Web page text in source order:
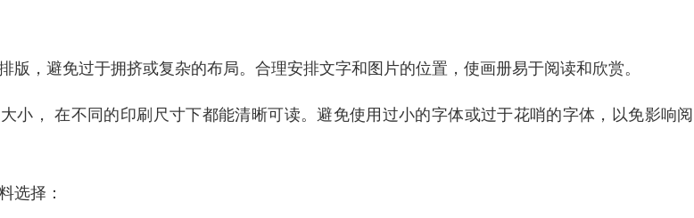
版，避免过于拥挤或复杂的布局。合理安排文字和图片的位置，使画册易于阅读和欣赏。
小， 在不同的印刷尺寸下都能清晰可读。避免使用过小的字体或过于花哨的字体，以免影响
选择：